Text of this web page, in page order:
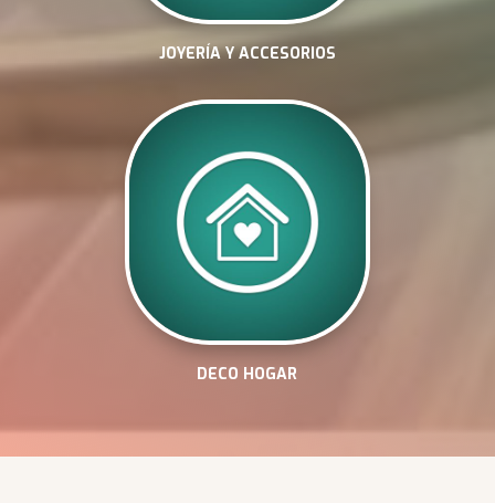
JOYERÍA Y ACCESORIOS
DECO HOGAR